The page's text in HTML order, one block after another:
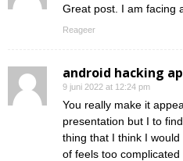
Great post. I am facing
Reageer
android hacking
9 juni 2022 at 12:24 pm
You really make it
presentation but I to
thing that I think I
of feels too complicated